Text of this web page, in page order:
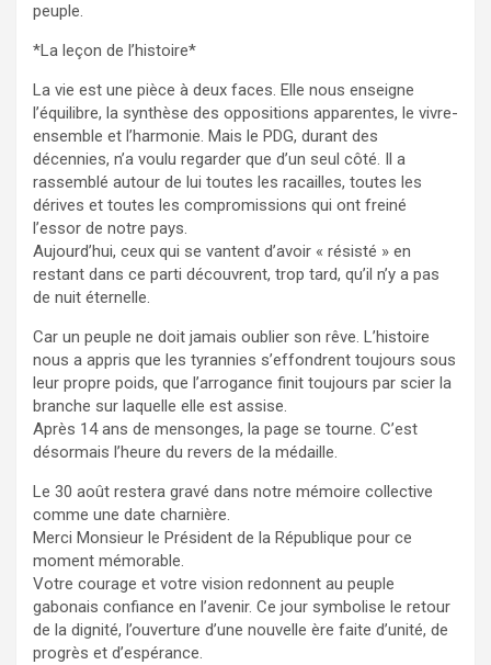
peuple.
*La leçon de l’histoire*
La vie est une pièce à deux faces. Elle nous enseigne
l’équilibre, la synthèse des oppositions apparentes, le vivre-
ensemble et l’harmonie. Mais le PDG, durant des
décennies, n’a voulu regarder que d’un seul côté. Il a
rassemblé autour de lui toutes les racailles, toutes les
dérives et toutes les compromissions qui ont freiné
l’essor de notre pays.
Aujourd’hui, ceux qui se vantent d’avoir « résisté » en
restant dans ce parti découvrent, trop tard, qu’il n’y a pas
de nuit éternelle.
Car un peuple ne doit jamais oublier son rêve. L’histoire
nous a appris que les tyrannies s’effondrent toujours sous
leur propre poids, que l’arrogance finit toujours par scier la
branche sur laquelle elle est assise.
Après 14 ans de mensonges, la page se tourne. C’est
désormais l’heure du revers de la médaille.
Le 30 août restera gravé dans notre mémoire collective
comme une date charnière.
Merci Monsieur le Président de la République pour ce
moment mémorable.
Votre courage et votre vision redonnent au peuple
gabonais confiance en l’avenir. Ce jour symbolise le retour
de la dignité, l’ouverture d’une nouvelle ère faite d’unité, de
progrès et d’espérance.